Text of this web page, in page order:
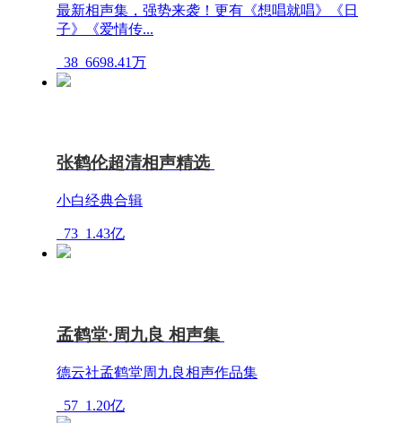
最新相声集，强势来袭！更有《想唱就唱》《日
子》《爱情传...
38 6698.41万
张鹤伦超清相声精选
小白经典合辑
73 1.43亿
孟鹤堂·周九良 相声集
德云社孟鹤堂周九良相声作品集
57 1.20亿